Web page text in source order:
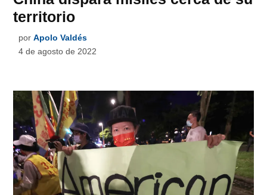
territorio
por Apolo Valdés
4 de agosto de 2022